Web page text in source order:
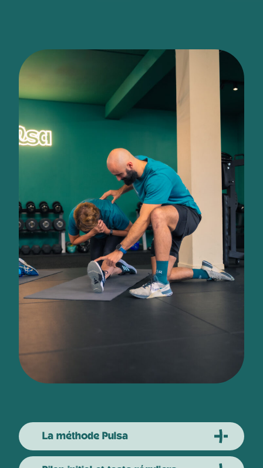
La méthode Pulsa